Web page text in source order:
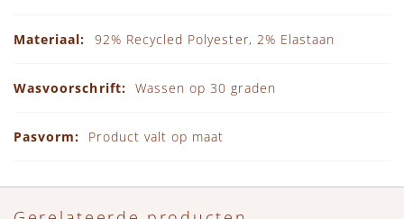
92% Recycled Polyester, 2% Elastaan
Wassen op 30 graden
Product valt op maat